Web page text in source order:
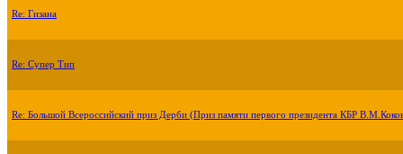
Re: Гизана
Re: Супер Тип
Re: Большой Всероссийский приз Дерби (Приз памяти первого президента КБР